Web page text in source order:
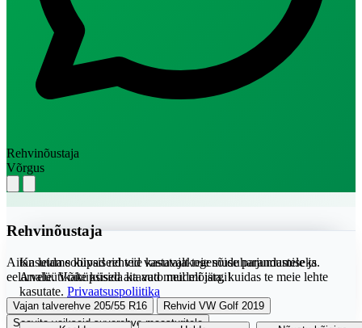
Rehvinõustaja
Võrgus
Rehvinõustaja
Aitan leida sobivad rehvid vastavalt teie sõiduharjumustele ja
eelarvele. Võite küsida ka auto mudeli järgi!
Vajan talverehve 205/55 R16
Rehvid VW Golf 2019
Soovita vaikseid suverehve maasturitele
Kasutame küpsiseid teie kasutajakogemuse parandamiseks.
Analüütikaküpsised aitavad meil mõista, kuidas te meie lehte
kasutate. Privaatsuspoliitika